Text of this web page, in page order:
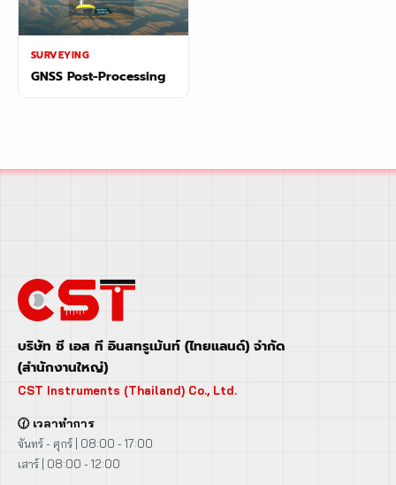
SURVEYING
GNSS Post-Processing
บริษัท ซี เอส ที อินสทรูเม้นท์ (ไทยแลนด์) จำกัด
(สำนักงานใหญ่)
CST Instruments (Thailand) Co., Ltd.
🕜 เวลาทำการ
จันทร์ - ศุกร์ | 08:00 - 17:00
เสาร์ | 08:00 - 12:00